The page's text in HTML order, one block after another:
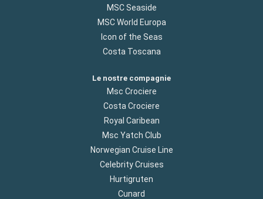
MSC Seaside
MSC World Europa
Icon of the Seas
Costa Toscana
Le nostre compagnie
Msc Crociere
Costa Crociere
Royal Caribean
Msc Yatch Club
Norwegian Cruise Line
Celebrity Cruises
Hurtigruten
Cunard